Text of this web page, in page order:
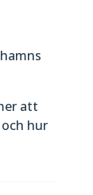
att
hur